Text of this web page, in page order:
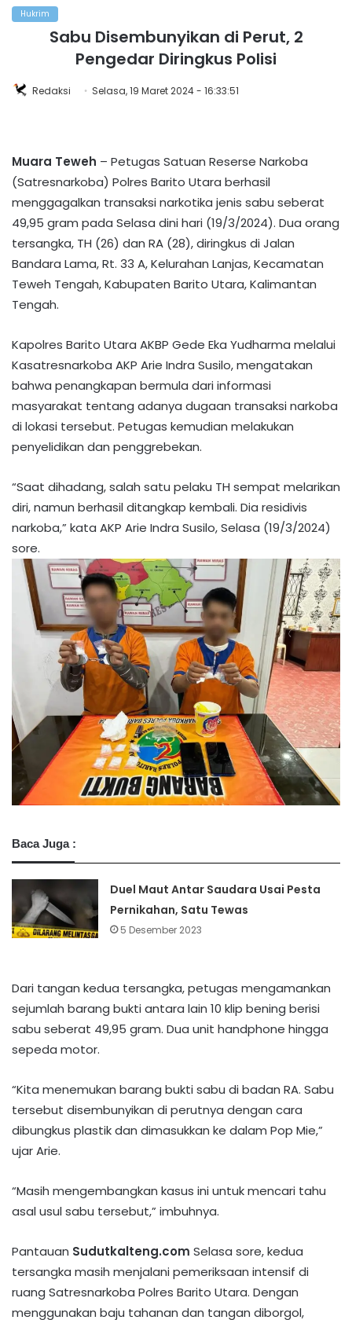
Hukrim
Sabu Disembunyikan di Perut, 2
Pengedar Diringkus Polisi
Redaksi Selasa, 19 Maret 2024 - 16:33:51
Muara Teweh – Petugas Satuan Reserse Narkoba
(Satresnarkoba) Polres Barito Utara berhasil
menggagalkan transaksi narkotika jenis sabu seberat
49,95 gram pada Selasa dini hari (19/3/2024). Dua orang
tersangka, TH (26) dan RA (28), diringkus di Jalan
Bandara Lama, Rt. 33 A, Kelurahan Lanjas, Kecamatan
Teweh Tengah, Kabupaten Barito Utara, Kalimantan
Tengah.
Kapolres Barito Utara AKBP Gede Eka Yudharma melalui
Kasatresnarkoba AKP Arie Indra Susilo, mengatakan
bahwa penangkapan bermula dari informasi
masyarakat tentang adanya dugaan transaksi narkoba
di lokasi tersebut. Petugas kemudian melakukan
penyelidikan dan penggrebekan.
“Saat dihadang, salah satu pelaku TH sempat melarikan
diri, namun berhasil ditangkap kembali. Dia residivis
narkoba,” kata AKP Arie Indra Susilo, Selasa (19/3/2024)
sore.
Baca Juga :
Duel Maut Antar Saudara Usai Pesta
Pernikahan, Satu Tewas
5 Desember 2023
Dari tangan kedua tersangka, petugas mengamankan
sejumlah barang bukti antara lain 10 klip bening berisi
sabu seberat 49,95 gram. Dua unit handphone hingga
sepeda motor.
“Kita menemukan barang bukti sabu di badan RA. Sabu
tersebut disembunyikan di perutnya dengan cara
dibungkus plastik dan dimasukkan ke dalam Pop Mie,”
ujar Arie.
“Masih mengembangkan kasus ini untuk mencari tahu
asal usul sabu tersebut,” imbuhnya.
Pantauan Sudutkalteng.com Selasa sore, kedua
tersangka masih menjalani pemeriksaan intensif di
ruang Satresnarkoba Polres Barito Utara. Dengan
menggunakan baju tahanan dan tangan diborgol,